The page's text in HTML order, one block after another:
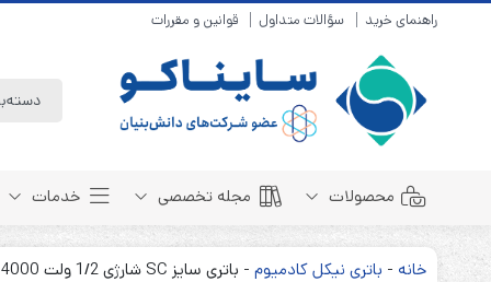
راهنمای خرید سؤالات متداول قوانین و مقررات
محصولات مجله تخصصی خدمات
خانه - باتری نیکل کادمیوم- باتری سایز SC شارژی 1/2 ولت 4000 میلی آمپر MP (پک دوتایی)